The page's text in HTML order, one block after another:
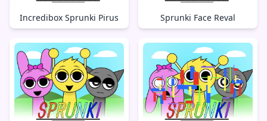
Incredibox Sprunki Pirus Sprunki Face Reval